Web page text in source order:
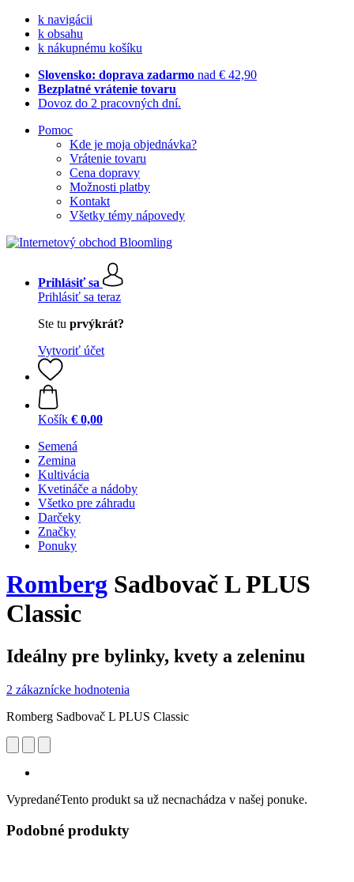
k navigácii
k obsahu
k nákupnému košíku
Slovensko: doprava zadarmo nad € 42,90
Bezplatné vrátenie tovaru
Dovoz do 2 pracovných dní.
Pomoc
Kde je moja objednávka?
Vrátenie tovaru
Cena dopravy
Možnosti platby
Kontakt
Všetky témy nápovedy
Prihlásiť sa
Prihlásiť sa teraz
Ste tu prvýkrát?
Vytvoriť účet
Košík € 0,00
Semená
Zemina
Kultivácia
Kvetináče a nádoby
Všetko pre záhradu
Darčeky
Značky
Ponuky
Romberg Sadbovač L PLUS
Classic
Ideálny pre bylinky, kvety a zeleninu
2 zákaznícke hodnotenia
Romberg Sadbovač L PLUS Classic
VypredanéTento produkt sa už necnachádza v našej ponuke.
Podobné produkty